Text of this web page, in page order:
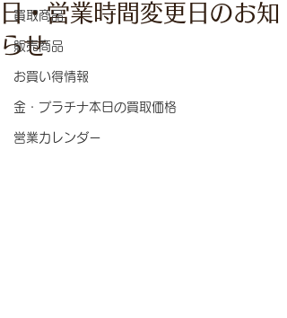
買取商品
販売商品
お買い得情報
金・プラチナ本日の買取価格
営業カレンダー
日・営業時間変更日のお知
らせ